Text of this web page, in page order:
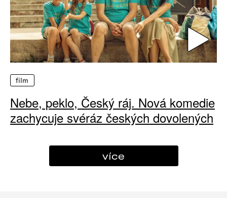
film
Nebe, peklo, Český ráj. Nová komedie
zachycuje svéráz českých dovolených
více